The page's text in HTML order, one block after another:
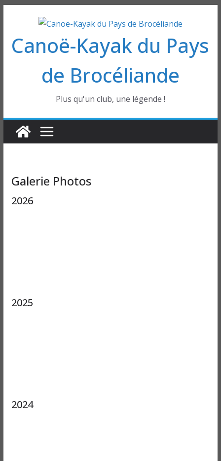
contenu
Canoë-Kayak du Pays
de Brocéliande
Plus qu'un club, une légende !
Galerie Photos
2026
2025
2024